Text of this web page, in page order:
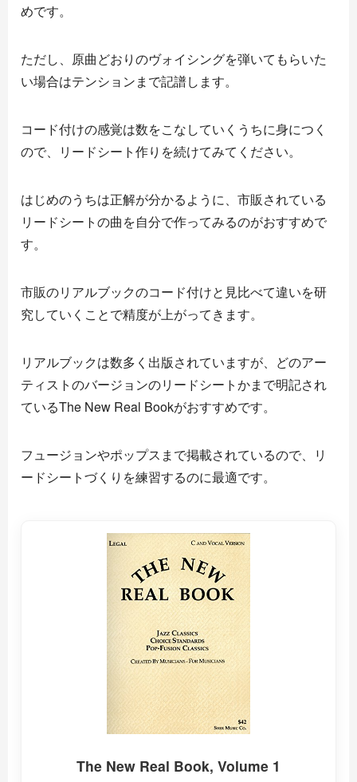
めです。
ただし、原曲どおりのヴォイシングを弾いてもらいた
い場合はテンションまで記譜します。
コード付けの感覚は数をこなしていくうちに身につく
ので、リードシート作りを続けてみてください。
はじめのうちは正解が分かるように、市販されている
リードシートの曲を自分で作ってみるのがおすすめで
す。
市販のリアルブックのコード付けと見比べて違いを研
究していくことで精度が上がってきます。
リアルブックは数多く出版されていますが、どのアー
ティストのバージョンのリードシートかまで明記され
ているThe New Real Bookがおすすめです。
フュージョンやポップスまで掲載されているので、リ
ードシートづくりを練習するのに最適です。
The New Real Book, Volume 1